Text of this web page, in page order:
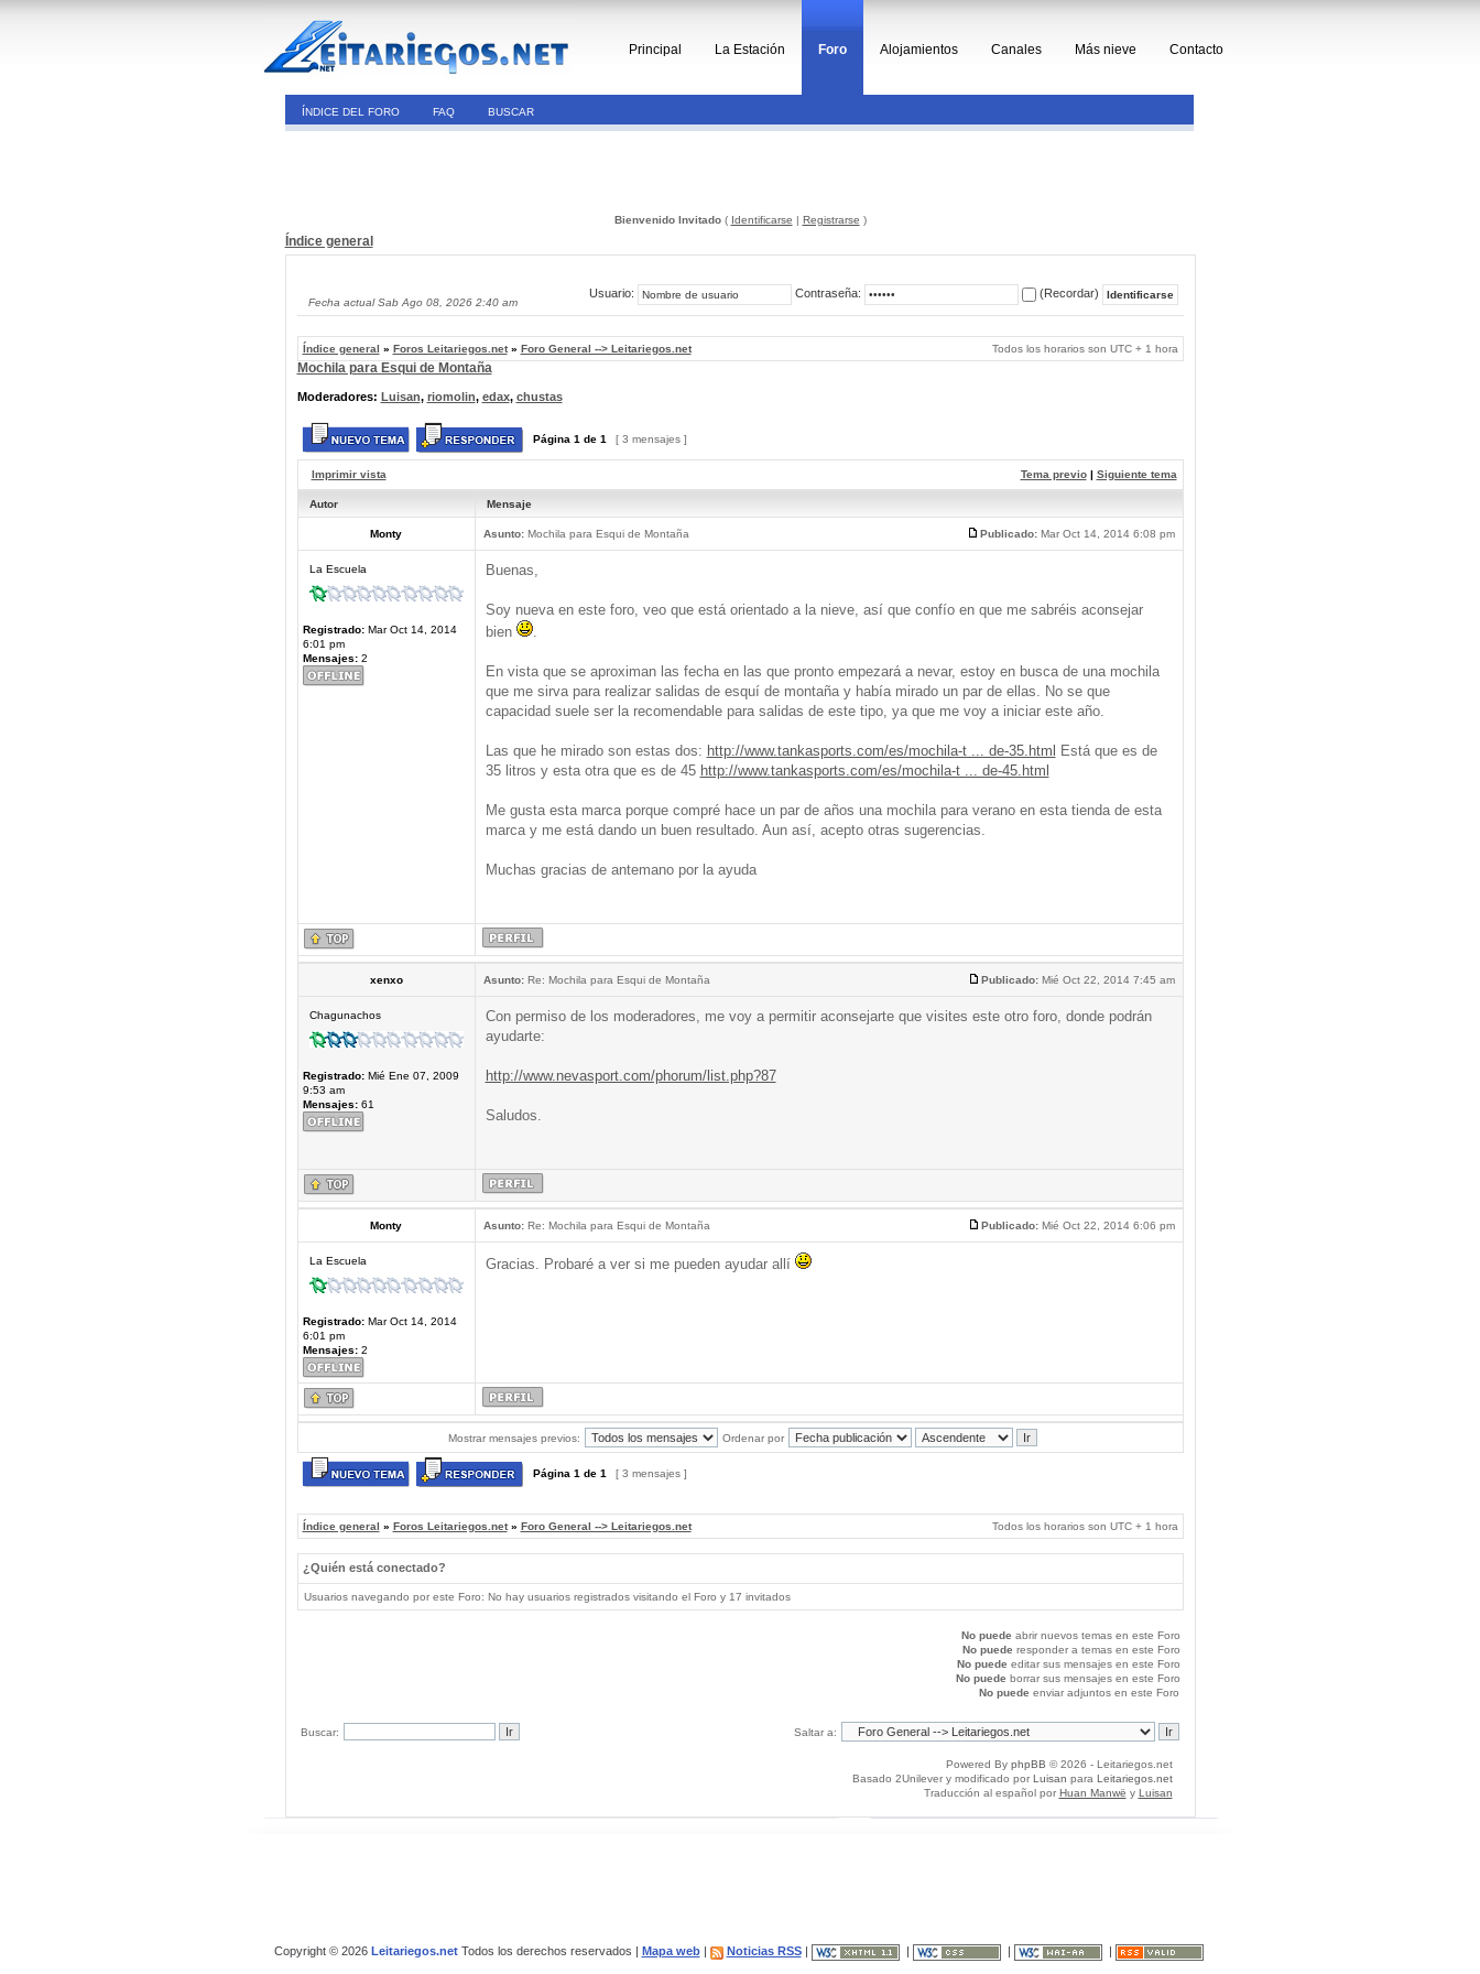
Principal La Estación Foro Alojamientos Canales Más nieve Contacto
ÍNDICE DEL FORO FAQ BUSCAR
Bienvenido Invitado( Identificarse | Registrarse )
Índice general
Fecha actual Sab Ago 08, 2026 2:40 am
Usuario: Contraseña: (Recordar)
Índice general » Foros Leitariegos.net» Foro General --> Leitariegos.net Todos los horarios son UTC + 1 hora
Mochila para Esqui de Montaña
Moderadores: Luisan, riomolin, edax, chustas
Página 1 de 1 [ 3 mensajes ]
Imprimir vista Tema previo| Siguiente tema
Autor Mensaje
Monty Asunto:Mochila para Esqui de Montaña Publicado:Mar Oct 14, 2014 6:08 pm
La Escuela
Registrado:Mar Oct 14, 2014
6:01 pm
Mensajes:2
Buenas,
Soy nueva en este foro, veo que está orientado a la nieve, así que confío en que me sabréis aconsejar
bien
.
En vista que se aproximan las fecha en las que pronto empezará a nevar, estoy en busca de una mochila
que me sirva para realizar salidas de esquí de montaña y había mirado un par de ellas. No se que
capacidad suele ser la recomendable para salidas de este tipo, ya que me voy a iniciar este año.
Las que he mirado son estas dos: http://www.tankasports.com/es/mochila-t ... de-35.html
Está que es de
35 litros y esta otra que es de 45 http://www.tankasports.com/es/mochila-t ... de-45.html
Me gusta esta marca porque compré hace un par de años una mochila para verano en esta tienda de esta
marca y me está dando un buen resultado. Aun así, acepto otras sugerencias.
Muchas gracias de antemano por la ayuda
xenxo Asunto:Re: Mochila para Esqui de Montaña Publicado:Mié Oct 22, 2014 7:45 am
Chagunachos
Registrado:Mié Ene 07, 2009
9:53 am
Mensajes:61
Con permiso de los moderadores, me voy a permitir aconsejarte que visites este otro foro, donde podrán
ayudarte:
http://www.nevasport.com/phorum/list.php?87
Saludos.
Monty Asunto:Re: Mochila para Esqui de Montaña Publicado:Mié Oct 22, 2014 6:06 pm
La Escuela
Registrado:Mar Oct 14, 2014
6:01 pm
Mensajes:2
Gracias. Probaré a ver si me pueden ayudar allí
Mostrar mensajes previos: Ordenar por
Página 1 de 1 [ 3 mensajes ]
Índice general » Foros Leitariegos.net» Foro General --> Leitariegos.net Todos los horarios son UTC + 1 hora
¿Quién está conectado?
Usuarios navegando por este Foro: No hay usuarios registrados visitando el Foro y 17 invitados
No puede abrir nuevos temas en este Foro
No puede responder a temas en este Foro
No puede editar sus mensajes en este Foro
No puede borrar sus mensajes en este Foro
No puede enviar adjuntos en este Foro
Buscar: Saltar a:
Powered By phpBB © 2026 - Leitariegos.net
Basado 2Unilever y modificado por Luisan para Leitariegos.net
Traducción al español por Huan Manwë y Luisan
Copyright © 2026 Leitariegos.netTodos los derechos reservados | Mapa web| Noticias RSS|